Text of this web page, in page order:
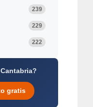
239
229
222
gratis